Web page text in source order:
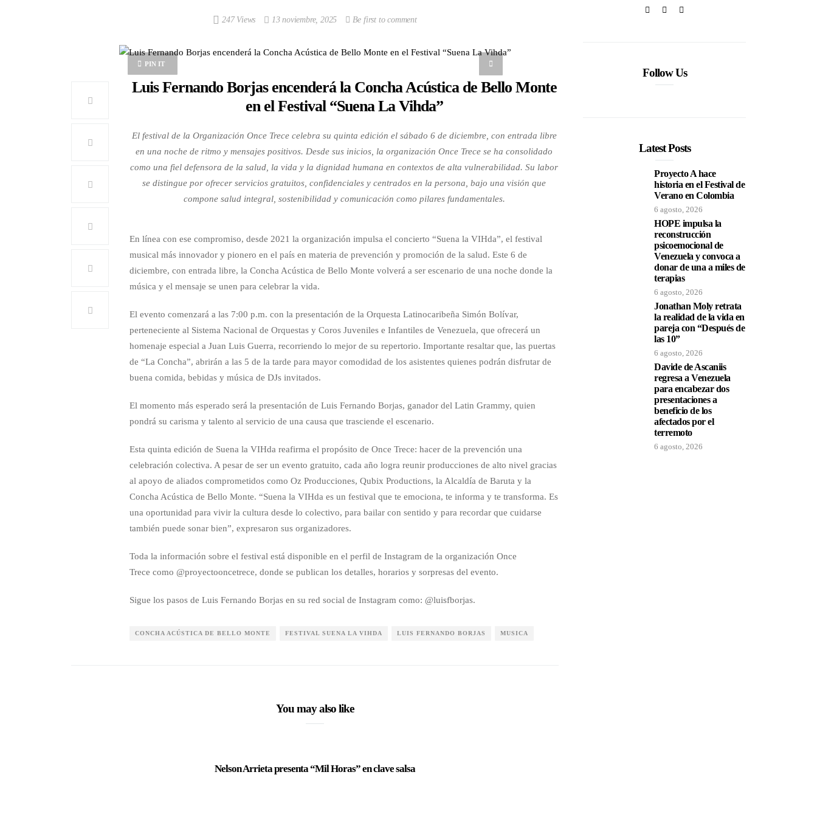
247 Views 13 noviembre, 2025 Be first to comment
PIN IT
Luis Fernando Borjas encenderá la Concha Acústica de Bello Monte
en el Festival “Suena La Vihda”
El festival de la Organización Once Trece celebra su quinta edición el sábado 6 de diciembre, con entrada libre
en una noche de ritmo y mensajes positivos. Desde sus inicios, la organización Once Trece se ha consolidado
como una fiel defensora de la salud, la vida y la dignidad humana en contextos de alta vulnerabilidad. Su labor
se distingue por ofrecer servicios gratuitos, confidenciales y centrados en la persona, bajo una visión que
compone salud integral, sostenibilidad y comunicación como pilares fundamentales.
En línea con ese compromiso, desde 2021 la organización impulsa el concierto “Suena la VIHda”, el festival
musical más innovador y pionero en el país en materia de prevención y promoción de la salud. Este 6 de
diciembre, con entrada libre, la Concha Acústica de Bello Monte volverá a ser escenario de una noche donde la
música y el mensaje se unen para celebrar la vida.
El evento comenzará a las 7:00 p.m. con la presentación de la Orquesta Latinocaribeña Simón Bolívar,
perteneciente al Sistema Nacional de Orquestas y Coros Juveniles e Infantiles de Venezuela, que ofrecerá un
homenaje especial a Juan Luis Guerra, recorriendo lo mejor de su repertorio. Importante resaltar que, las puertas
de “La Concha”, abrirán a las 5 de la tarde para mayor comodidad de los asistentes quienes podrán disfrutar de
buena comida, bebidas y música de DJs invitados.
El momento más esperado será la presentación de Luis Fernando Borjas, ganador del Latin Grammy, quien
pondrá su carisma y talento al servicio de una causa que trasciende el escenario.
Esta quinta edición de Suena la VIHda reafirma el propósito de Once Trece: hacer de la prevención una
celebración colectiva. A pesar de ser un evento gratuito, cada año logra reunir producciones de alto nivel gracias
al apoyo de aliados comprometidos como Oz Producciones, Qubix Productions, la Alcaldía de Baruta y la
Concha Acústica de Bello Monte. “Suena la VIHda es un festival que te emociona, te informa y te transforma. Es
una oportunidad para vivir la cultura desde lo colectivo, para bailar con sentido y para recordar que cuidarse
también puede sonar bien”, expresaron sus organizadores.
Toda la información sobre el festival está disponible en el perfil de Instagram de la organización Once
Trece como @proyectooncetrece, donde se publican los detalles, horarios y sorpresas del evento.
Sigue los pasos de Luis Fernando Borjas en su red social de Instagram como: @luisfborjas.
CONCHA ACÚSTICA DE BELLO MONTE FESTIVAL SUENA LA VIHDA LUIS FERNANDO BORJAS MUSICA
You may also like
Nelson Arrieta presenta “Mil Horas” en clave salsa
Follow Us
Latest Posts
Proyecto A hace
historia en el Festival de
Verano en Colombia
6 agosto, 2026
HOPE impulsa la
reconstrucción
psicoemocional de
Venezuela y convoca a
donar de una a miles de
terapias
6 agosto, 2026
Jonathan Moly retrata
la realidad de la vida en
pareja con “Después de
las 10”
6 agosto, 2026
Davide de Ascaniis
regresa a Venezuela
para encabezar dos
presentaciones a
beneficio de los
afectados por el
terremoto
6 agosto, 2026